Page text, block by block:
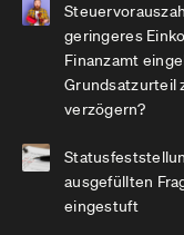
geringeres
Finanzamt
Grundsatzurteil
verzögern?
ausgefüllten
eingestuft